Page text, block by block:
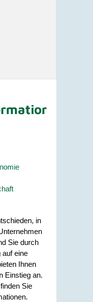
in
Sie durch
auf eine
Ihnen
Einstieg an.
Sie